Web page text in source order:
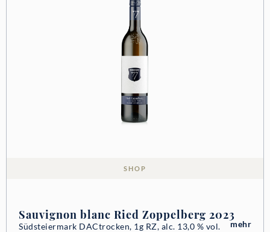
SHOP
Sauvignon blanc Ried Zoppelberg 2023
Südsteiermark DACtrocken, 1g RZ, alc. 13,0 % vol. mehr